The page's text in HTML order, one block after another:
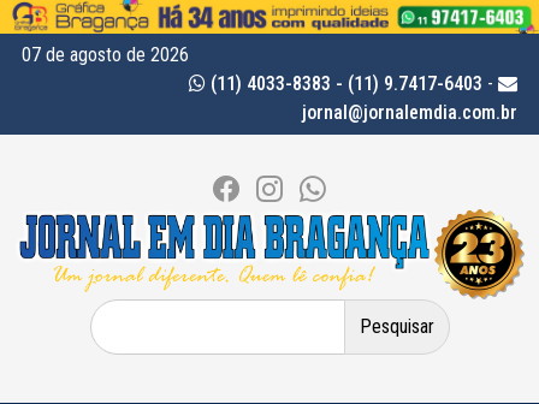
07 de agosto de 2026
(11) 4033-8383 - (11) 9.7417-6403 -
jornal@jornalemdia.com.br
Pesquisar
por: